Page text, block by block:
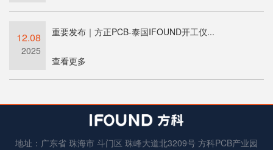
12.08
2025
重要发布｜方正PCB-泰国IFOUND开工仪...
查看更多
地址：广东省 珠海市 斗门区 珠峰大道北3209号 方科PCB产业园